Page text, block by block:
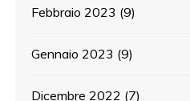
Febbraio 2023 (9)
Gennaio 2023 (9)
Dicembre 2022 (7)